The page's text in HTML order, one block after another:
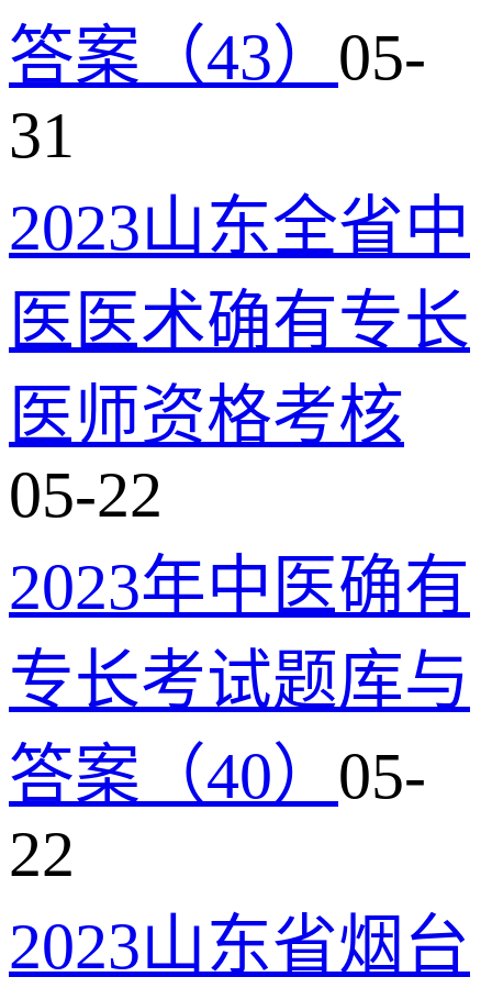
答案（43） 05-
31
2023山东全省中
医医术确有专长
医师资格考核
05-22
2023年中医确有
专长考试题库与
答案（40） 05-
22
2023山东省烟台